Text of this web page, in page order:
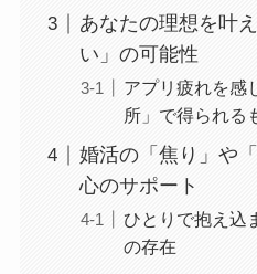
あなたの理想を叶
い」の可能性
アプリ疲れを感
所」で得られる
婚活の「焦り」や
心のサポート
ひとりで抱え込
の存在